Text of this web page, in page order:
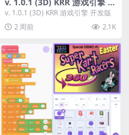
发版
v. 1.0.1 (3D) KRR 游戏引擎 开发版
2 周前
2.1K